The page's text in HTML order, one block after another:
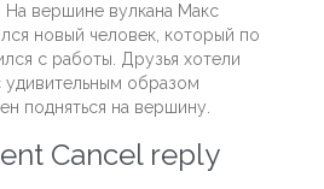
На вершине вулкана Макс
новый человек, который по
с работы. Друзья хотели
удивительным образом
подняться на вершину.
Cancel reply